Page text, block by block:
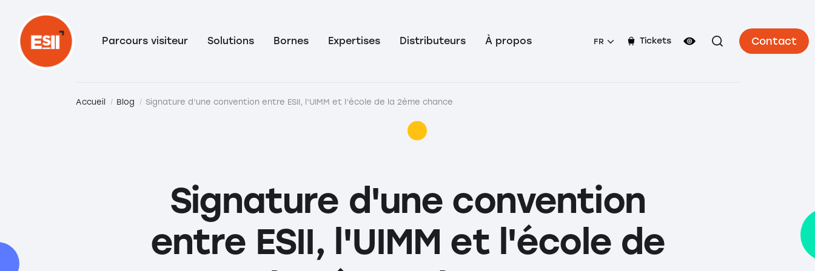
Parcours visiteur Solutions Bornes Expertises Distributeurs À propos FR Tickets Contact
Accueil Blog Signature d’une convention entre ESII, l’UIMM et l’école de la 2ème chance
Signature d'une convention
entre ESII, l'UIMM et l'école de